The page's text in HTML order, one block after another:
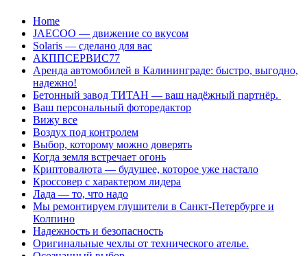
Перейти
содержанию
Home
JAECOO — движение со вкусом
Solaris — сделано для вас
АКППСЕРВИС77
Аренда автомобилей в Калининграде: быстро, выгодно,
надежно!
Бетонный завод ТИТАН — ваш надёжный партнёр.
Ваш персональный фоторедактор
Вижу все
Воздух под контролем
Выбор, которому можно доверять
Когда земля встречает огонь
Криптовалюта — будущее, которое уже настало
Кроссовер с характером лидера
Лада — то, что надо
Мы ремонтируем глушители в Санкт-Петербурге и
Колпино
Надежность и безопасность
Оригинальные чехлы от технического ателье.